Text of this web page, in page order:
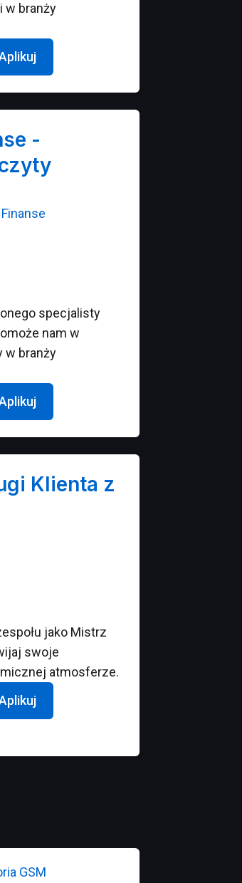
w branży
-
specjalisty
nam w
w branży
Klienta z
jako Mistrz
swoje
atmosferze.
GSM